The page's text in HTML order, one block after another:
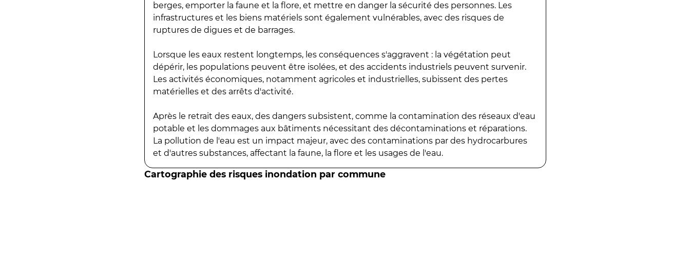
berges, emporter la faune et la flore, et mettre en danger la sécurité des personnes. Les
infrastructures et les biens matériels sont également vulnérables, avec des risques de
ruptures de digues et de barrages.
Lorsque les eaux restent longtemps, les conséquences s'aggravent : la végétation peut
dépérir, les populations peuvent être isolées, et des accidents industriels peuvent survenir.
Les activités économiques, notamment agricoles et industrielles, subissent des pertes
matérielles et des arrêts d'activité.
Après le retrait des eaux, des dangers subsistent, comme la contamination des réseaux d'eau
potable et les dommages aux bâtiments nécessitant des décontaminations et réparations.
La pollution de l'eau est un impact majeur, avec des contaminations par des hydrocarbures
et d'autres substances, affectant la faune, la flore et les usages de l'eau.
Cartographie des risques inondation par commune